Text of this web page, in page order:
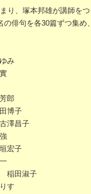
り、塚本邦雄が講師を
の俳句を各30篇ずつ集め
み
郎
博子
澤昌子
宏子
稲田淑子
す